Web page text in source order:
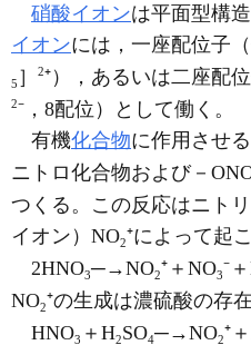
硝酸イオンは平面型構
イオンには，一座配位子
5 ］ 2⁺），あるいは二座配
2⁻，8配位）として働く。
有機化合物に作用させる
ニトロ化合物および－
つくる。この反応はニト
イオン）NO2⁺によって起こ
2HNO3─→NO2⁺＋NO3⁻
NO2⁺の生成は濃硫酸の存
HNO3 ＋H2SO4─→NO2⁺